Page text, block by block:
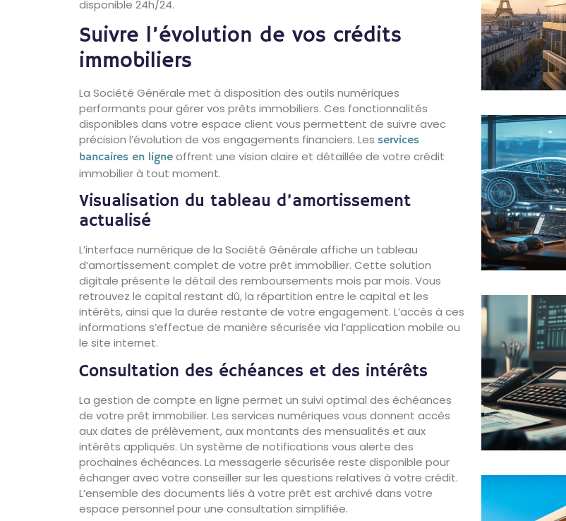
disponible 24h/24.
Suivre l’évolution de vos crédits
immobiliers
La Société Générale met à disposition des outils numériques
performants pour gérer vos prêts immobiliers. Ces fonctionnalités
disponibles dans votre espace client vous permettent de suivre avec
précision l’évolution de vos engagements financiers. Les services
bancaires en ligne offrent une vision claire et détaillée de votre crédit
immobilier à tout moment.
Visualisation du tableau d’amortissement
actualisé
L’interface numérique de la Société Générale affiche un tableau
d’amortissement complet de votre prêt immobilier. Cette solution
digitale présente le détail des remboursements mois par mois. Vous
retrouvez le capital restant dû, la répartition entre le capital et les
intérêts, ainsi que la durée restante de votre engagement. L’accès à ces
informations s’effectue de manière sécurisée via l’application mobile ou
le site internet.
Consultation des échéances et des intérêts
La gestion de compte en ligne permet un suivi optimal des échéances
de votre prêt immobilier. Les services numériques vous donnent accès
aux dates de prélèvement, aux montants des mensualités et aux
intérêts appliqués. Un système de notifications vous alerte des
prochaines échéances. La messagerie sécurisée reste disponible pour
échanger avec votre conseiller sur les questions relatives à votre crédit.
L’ensemble des documents liés à votre prêt est archivé dans votre
espace personnel pour une consultation simplifiée.